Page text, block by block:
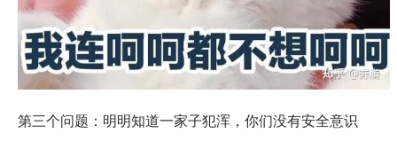
第三个问题：明明知道一家子犯浑，你们没有安全意识